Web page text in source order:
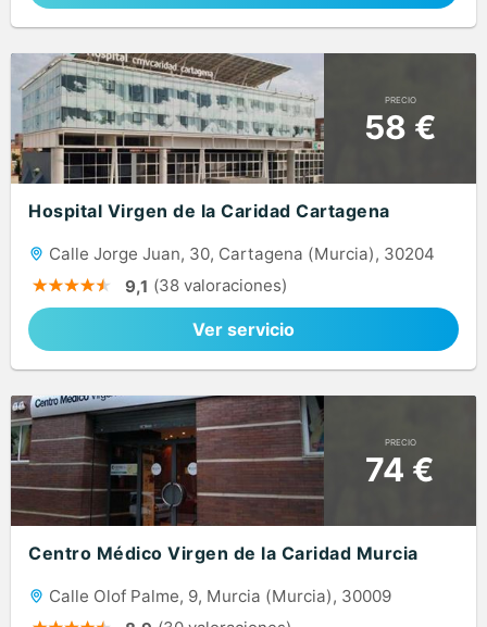
PRECIO
58 €
Hospital Virgen de la Caridad Cartagena
Calle Jorge Juan, 30, Cartagena (Murcia), 30204
9,1 (38 valoraciones)
Ver servicio
PRECIO
74 €
Centro Médico Virgen de la Caridad Murcia
Calle Olof Palme, 9, Murcia (Murcia), 30009